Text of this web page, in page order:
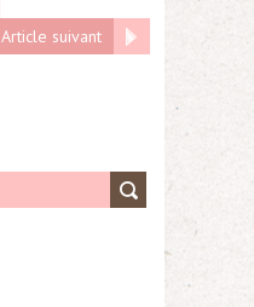
Article suivant